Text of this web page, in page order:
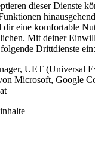
dieser Dienste
dir eine komfortable
Mit deiner
Drittdienste ein:
UET (Universal
Microsoft, Google